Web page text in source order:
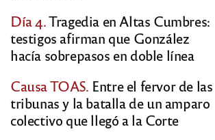
Día 4.Tragedia en Altas Cumbres:
testigos afirman que González
hacía sobrepasos en doble línea
Causa TOAS. Entre el fervor de las
tribunas y la batalla de un amparo
colectivo que llegó a la Corte